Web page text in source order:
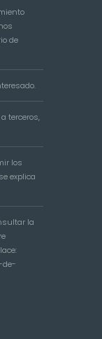
de
terceros,
los
explica
la
de-